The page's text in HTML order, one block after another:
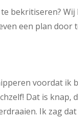
bekritiseren? Wij
een plan door
voordat ik
Dat is knap,
Ik zag dat